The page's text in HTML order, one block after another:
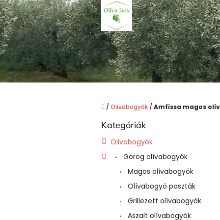
Ugrás
a
fő
tartalomhoz
Kezdőlap
/ Olivabogyók / Amfissa magos
Kategóriák
Kategóriák
Olivabogyók
Görög olívabogyók
Magos olívabogyók
Olívabogyó paszták
Grillezett olívabogyók
Aszalt olívabogyók